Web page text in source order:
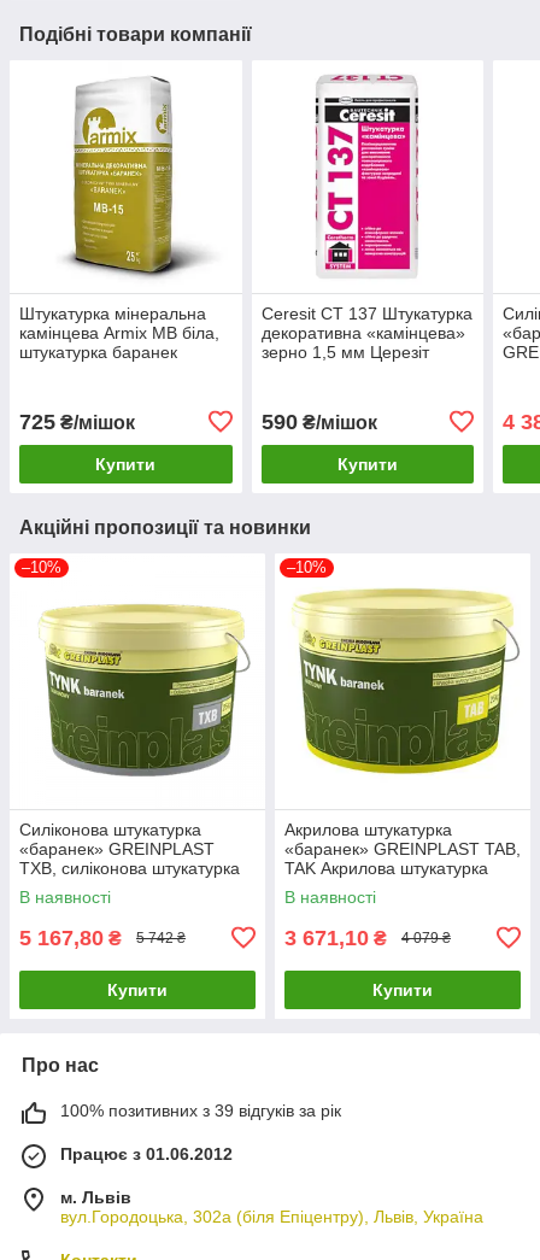
Подібні товари компанії
Штукатурка мінеральна
камінцева Armix МВ біла,
штукатурка баранек
725 ₴/мішок
Купити
Ceresit CT 137 Штукатурка
декоративна «камінцева»
зерно 1,5 мм Церезіт
590₴/мішок
Купити
4
Акційні пропозиції та новинки
–10%
Силіконова штукатурка
«баранек» GREINPLAST
TXB, силіконова штукатурка
Грейнпласт
В наявності
5 167,80 ₴ 5 742 ₴
Купити
–10%
Акрилова штукатурка
«баранек» GREINPLAST TAB,
TAK Акрилова штукатурка
Грейнпласт
В наявності
3 671,10 ₴ 4 079 ₴
Купити
Про нас
100% позитивних з 39 відгуків за рік
Працює з 01.06.2012
м. Львів
вул.Городоцька, 302а (біля Епіцентру), Львів, Україна